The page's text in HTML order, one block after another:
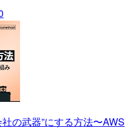
の武器”にする方法〜AWS